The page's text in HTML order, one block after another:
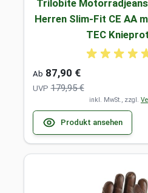
Trilobite
Herren Slim-Fit CE AA
TEC
Ab 87,90 €
UVP 179,95 €
inkl. MwSt., zzgl.
Produkt ansehen